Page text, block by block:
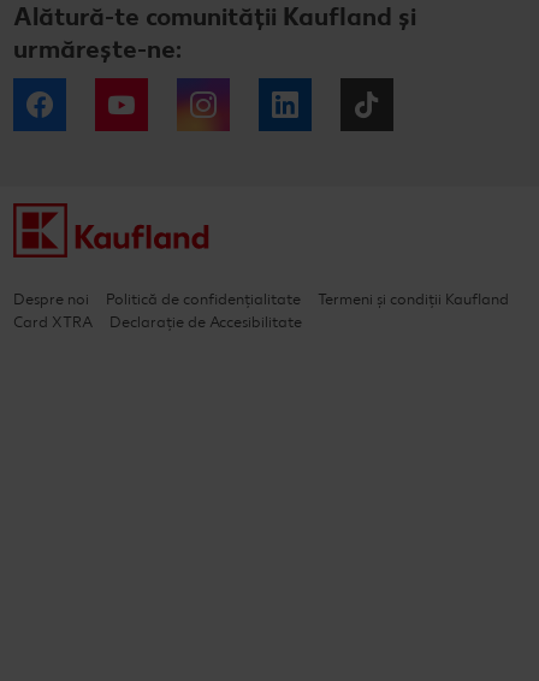
Alătură-te comunității Kaufland și
urmărește-ne:
Facebook YouTube Instagram LinkedIn
Despre noi Politică de confidențialitate
Termeni și condiții Kaufland
Card XTRA
Declarație de Accesibilitate